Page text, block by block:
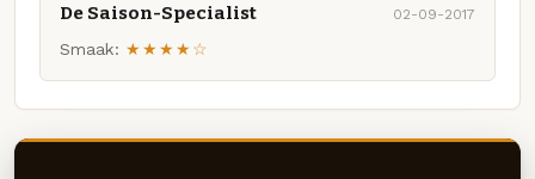
De Saison-Specialist 02-09-2017
Smaak: ★★★★☆